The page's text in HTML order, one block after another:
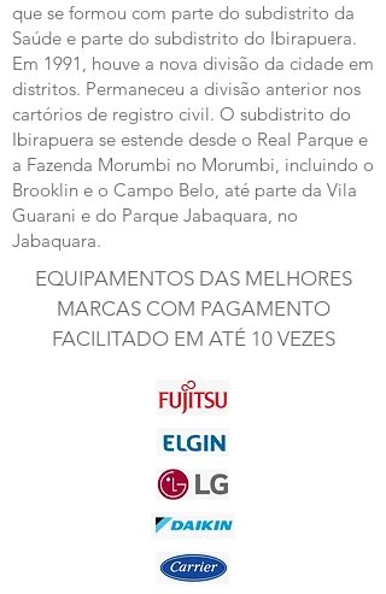
que se formou com parte do subdistrito da
Saúde e parte do subdistrito do Ibirapuera.
Em 1991, houve a nova divisão da cidade em
distritos. Permaneceu a divisão anterior nos
cartórios de registro civil. O subdistrito do
Ibirapuera se estende desde o Real Parque e
a Fazenda Morumbi no Morumbi, incluindo o
Brooklin e o Campo Belo, até parte da Vila
Guarani e do Parque Jabaquara, no
Jabaquara.
EQUIPAMENTOS DAS MELHORES
MARCAS COM PAGAMENTO
FACILITADO EM ATÉ 10 VEZES